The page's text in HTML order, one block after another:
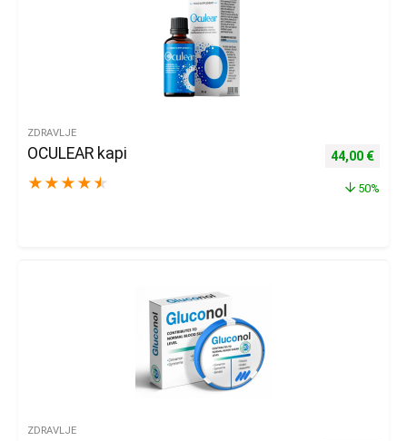
ZDRAVLJE
OCULEAR kapi
★ ★ ★ ★ ★
Izvorna
44,00 €
50%
ZDRAVLJE